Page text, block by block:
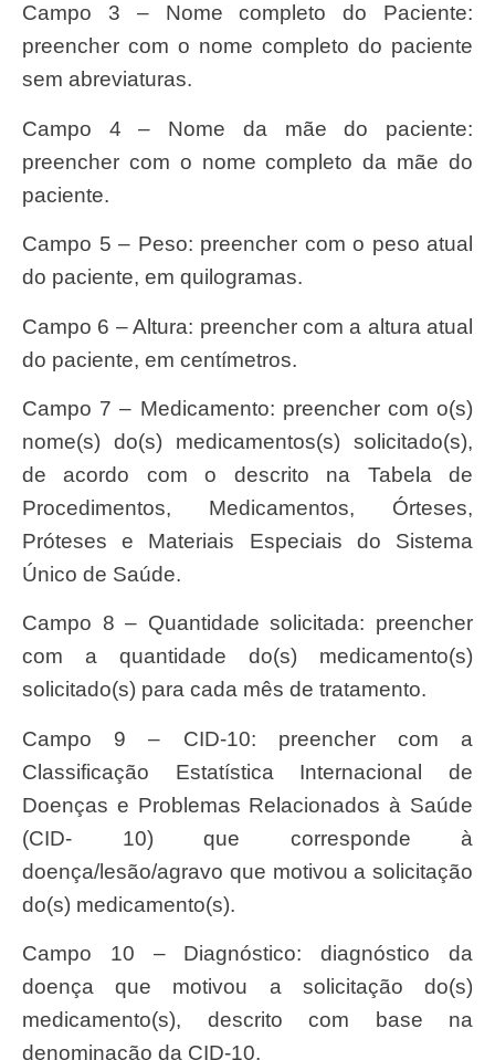
Campo 3 – Nome completo do Paciente:
preencher com o nome completo do paciente
sem abreviaturas.
Campo 4 – Nome da mãe do paciente:
preencher com o nome completo da mãe do
paciente.
Campo 5 – Peso: preencher com o peso atual
do paciente, em quilogramas.
Campo 6 – Altura: preencher com a altura atual
do paciente, em centímetros.
Campo 7 – Medicamento: preencher com o(s)
nome(s) do(s) medicamentos(s) solicitado(s),
de acordo com o descrito na Tabela de
Procedimentos, Medicamentos, Órteses,
Próteses e Materiais Especiais do Sistema
Único de Saúde.
Campo 8 – Quantidade solicitada: preencher
com a quantidade do(s) medicamento(s)
solicitado(s) para cada mês de tratamento.
Campo 9 – CID-10: preencher com a
Classificação Estatística Internacional de
Doenças e Problemas Relacionados à Saúde
(CID- 10) que corresponde à
doença/lesão/agravo que motivou a solicitação
do(s) medicamento(s).
Campo 10 – Diagnóstico: diagnóstico da
doença que motivou a solicitação do(s)
medicamento(s), descrito com base na
denominação da CID-10.